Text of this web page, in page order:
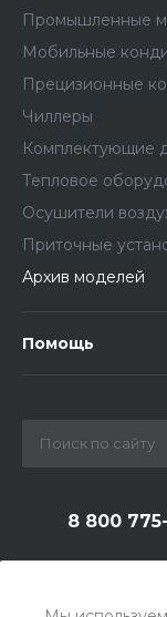
Промышленные
Мобильные
Прецизионные
Чиллеры
Комплектующие
Тепловое
Осушители
Приточные
Архив моделей
Помощь
8 800